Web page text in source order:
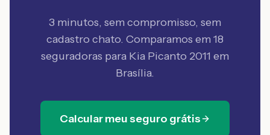
3 minutos, sem compromisso, sem
cadastro chato. Comparamos em 18
seguradoras para Kia Picanto 2011 em
Brasília.
Calcular meu seguro grátis